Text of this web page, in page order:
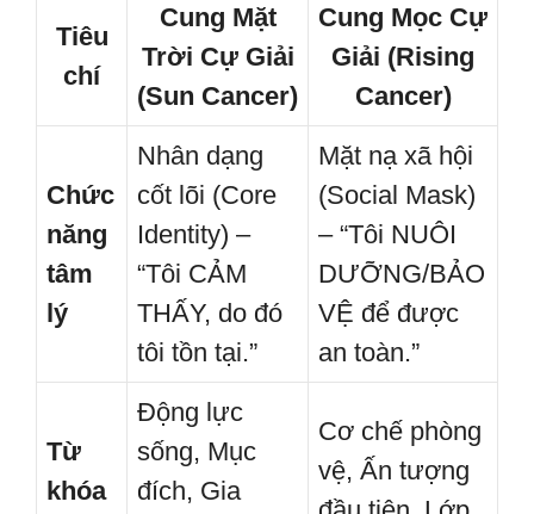
Tiêu
chí
Cung Mặt
Trời Cự Giải
(Sun Cancer)
Cung Mọc Cự
Giải (Rising
Cancer)
Chức
năng
tâm
lý
Nhân dạng
cốt lõi (Core
Identity) –
“Tôi CẢM
THẤY, do đó
tôi tồn tại.”
Mặt nạ xã hội
(Social Mask)
– “Tôi NUÔI
DƯỠNG/BẢO
VỆ để được
an toàn.”
Từ
khóa
Động lực
sống, Mục
đích, Gia
Cơ chế phòng
vệ, Ấn tượng